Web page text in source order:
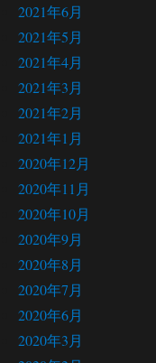
2021年6月
2021年5月
2021年4月
2021年3月
2021年2月
2021年1月
2020年12月
2020年11月
2020年10月
2020年9月
2020年8月
2020年7月
2020年6月
2020年3月